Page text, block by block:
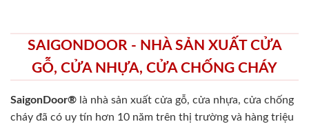
SAIGONDOOR - NHÀ SẢN XUẤT CỬA
GỖ, CỬA NHỰA, CỬA CHỐNG CHÁY
SaigonDoor® là nhà sản xuất cửa gỗ, cửa nhựa, cửa chống
cháy đã có uy tín hơn 10 năm trên thị trường và hàng triệu